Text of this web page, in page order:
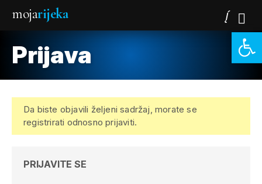
mojarijeka
Prijava
Da biste objavili željeni sadržaj, morate se
registrirati odnosno prijaviti.
PRIJAVITE SE